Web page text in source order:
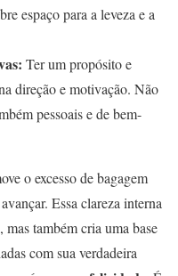
espaço para a leveza e a
Ter um propósito e
direção e motivação. Não
pessoais e de bem-
o excesso de bagagem
Essa clareza interna
mas também cria uma base
com sua verdadeira